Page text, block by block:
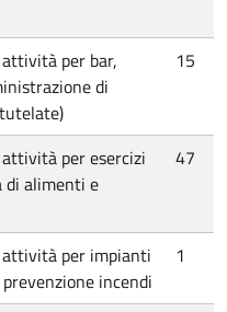
per bar,
di
15
per esercizi
di alimenti e
47
per impianti
incendi
1